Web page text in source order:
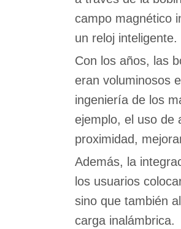
campo magnético
un reloj
Con los años, las
eran voluminosos
ingeniería de los
ejemplo, el uso de
proximidad,
Además, la
los usuarios
sino que también
carga inalámbrica.